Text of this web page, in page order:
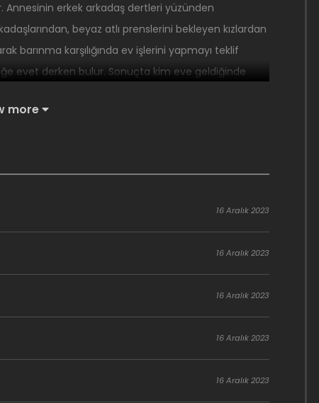
Annesinin erkek arkadaş dertleri yüzünden
beyaz atlı prenslerini bekleyen kızlardan
barınma karşılığında ev işlerini yapmayı teklif
evet derken bulur. Sonuçta kim eve geldiğinde
more
16 Aralık 2023
16 Aralık 2023
16 Aralık 2023
16 Aralık 2023
16 Aralık 2023